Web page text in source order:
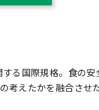
る国際規格。食の
考えたかを融合させ